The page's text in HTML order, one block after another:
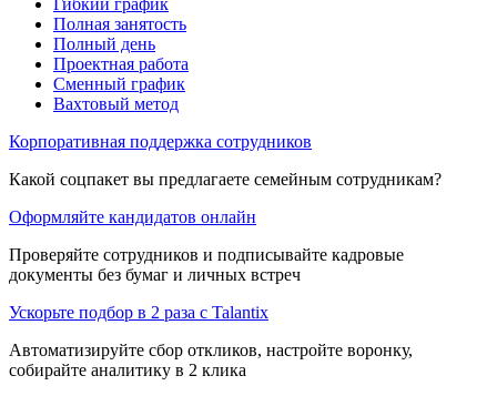
Полная занятость
Полный день
Проектная работа
Сменный график
Вахтовый метод
Корпоративная поддержка сотрудников
Какой соцпакет вы предлагаете семейным сотрудникам?
Оформляйте кандидатов онлайн
Проверяйте сотрудников и подписывайте кадровые
документы без бумаг и личных встреч
Ускорьте подбор в 2 раза с Talantix
Автоматизируйте сбор откликов, настройте воронку,
собирайте аналитику в 2 клика